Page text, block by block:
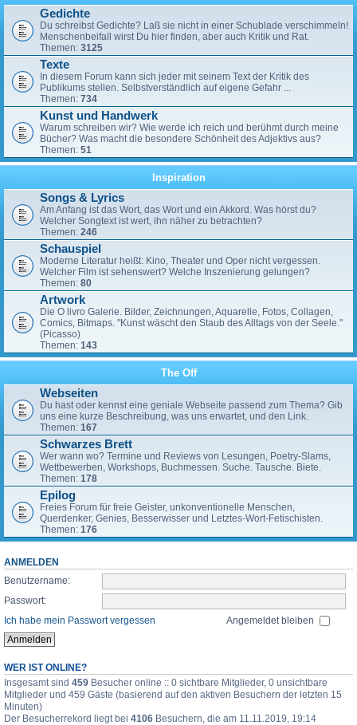
Gedichte
Du schreibst Gedichte? Laß sie nicht in einer Schublade verschimmeln!
Menschenbeifall wirst Du hier finden, aber auch Kritik und Rat.
Themen: 3125
Texte
In diesem Forum kann sich jeder mit seinem Text der Kritik des
Publikums stellen. Selbstverständlich auf eigene Gefahr ...
Themen: 734
Kunst und Handwerk
Warum schreiben wir? Wie werde ich reich und berühmt durch meine
Bücher? Was macht die besondere Schönheit des Adjektivs aus?
Themen: 51
Inspiration
Songs & Lyrics
Am Anfang ist das Wort, das Wort und ein Akkord. Was hörst du?
Welcher Songtext ist wert, ihn näher zu betrachten?
Themen: 246
Schauspiel
Moderne Literatur heißt: Kino, Theater und Oper nicht vergessen.
Welcher Film ist sehenswert? Welche Inszenierung gelungen?
Themen: 80
Artwork
Die O livro Galerie. Bilder, Zeichnungen, Aquarelle, Fotos, Collagen,
Comics, Bitmaps. "Kunst wäscht den Staub des Alltags von der Seele."
(Picasso)
Themen: 143
The Off
Webseiten
Du hast oder kennst eine geniale Webseite passend zum Thema? Gib
uns eine kurze Beschreibung, was uns erwartet, und den Link.
Themen: 167
Schwarzes Brett
Wer wann wo? Termine und Reviews von Lesungen, Poetry-Slams,
Wettbewerben, Workshops, Buchmessen. Suche. Tausche. Biete.
Themen: 178
Epilog
Freies Forum für freie Geister, unkonventionelle Menschen,
Querdenker, Genies, Besserwisser und Letztes-Wort-Fetischisten.
Themen: 176
ANMELDEN
Benutzername:
Passwort:
Ich habe mein Passwort vergessen
Angemeldet bleiben
WER IST ONLINE?
Insgesamt sind 459 Besucher online :: 0 sichtbare Mitglieder, 0 unsichtbare
Mitglieder und 459 Gäste (basierend auf den aktiven Besuchern der letzten 15
Minuten)
Der Besucherrekord liegt bei 4106 Besuchern, die am 11.11.2019, 19:14